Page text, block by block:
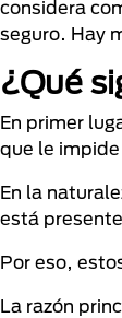
considera
seguro. Hay
¿Qué
En primer
que le
En la
está
Por eso,
La razón